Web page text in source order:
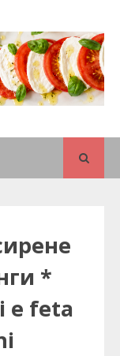
*
е feta